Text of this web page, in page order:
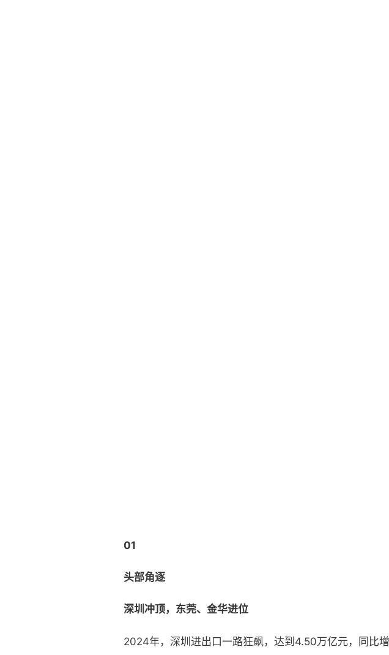
01
头部角逐
深圳冲顶，东莞、金华进位
2024年，深圳进出口一路狂飙，达到4.50万亿元，同比